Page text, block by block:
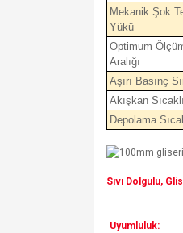
Mekanik Şok
Yükü
Optimum
Aralığı
Aşırı Basınç
Akışkan
Depolama
Sıvı Dolgulu,
Uyumluluk: